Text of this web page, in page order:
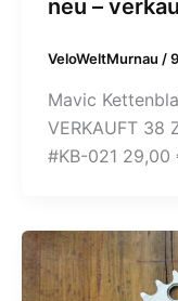
neu –
VeloWeltMurnau /
Mavic
VERKAUFT 38
#KB-021